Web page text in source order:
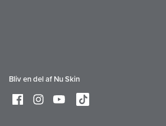
Bliv en del af Nu Skin